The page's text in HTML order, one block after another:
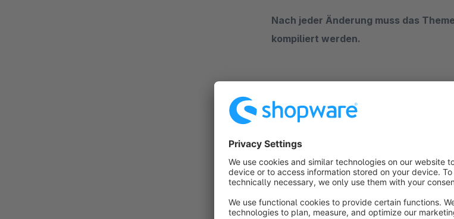
Nach jeder Änderung muss das
kompiliert werden.
Haftungsausschluss: Der Hersteller
entstehen. Besonders nicht für
Produktionsausfälle und Datenverlust.